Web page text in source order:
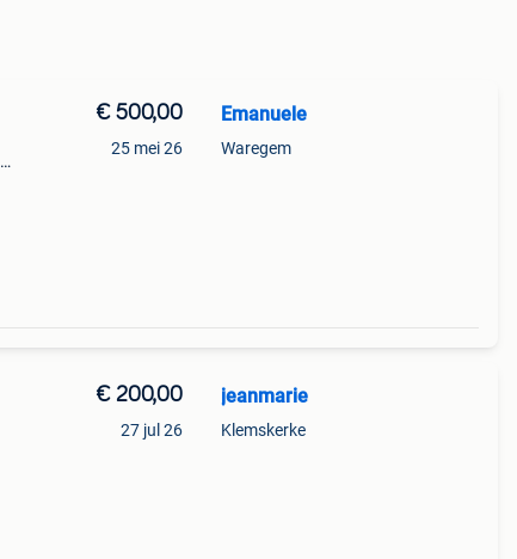
€ 500,00
25 mei 26
Emanuele
Waregem
€ 200,00
27 jul 26
jeanmarie
Klemskerke